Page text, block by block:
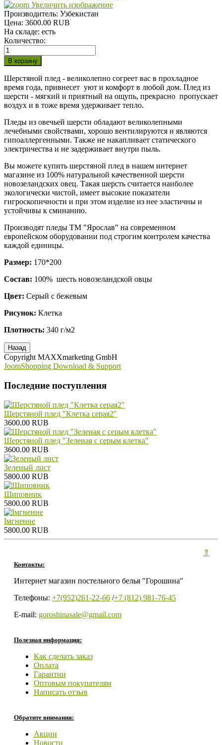
Увеличить изображение
Производитель: Узбекистан
Цена: 3600.00 RUB
На складе: есть
Количество:
Шерстяной плед - великолепно согреет вас в прохладное
время года, привнесет уют и комфорт в любой дом. Плед из
шерсти - мягкий и приятный на ощупь, прекрасно пропускает
воздух и в тоже время удерживает тепло.
Пледы из овечьей шерсти обладают великолепными
лечебными свойствами, хорошо вентилируются и являются
гипоаллергенными. Также не накапливает статического
электричества и не задерживает внутри пыль.
Вы можете купить шерстяной плед в нашем интернет
магазине из 100% натуральной качественной шерсти
новозеландских овец. Такая шерсть считается наиболее
экологически чистой, имеет высокие показатели
гигроскопичности и при этом изделие из нее эластичны и
устойчивы к сминанию.
Производят пледы ТМ "Ярослав" на современном
европейском оборудовании под строгим контролем качества
каждой единицы.
Размер: 170*200
Состав: 100% шесть новозеландской овцы
Цвет: Серый с бежевым
Рисунок: Клетка
Плотность: 340 г/м2
Copyright MAXXmarketing GmbH
JoomShopping Download & Support
Последние поступления
Шерстяной плед "Клетка серая2"
3600.00 RUB
Шерстяной плед "Зеленая с серым клетка"
3600.00 RUB
Зеленый лист
5800.00 RUB
Шиповник
5800.00 RUB
Iмгненне
5800.00 RUB
Контакты:
Интернет магазин постельного белья "Горошина"
Телефоны: +7(952)261-22-66 /+7 (812) 981-76-45
E-mail: goroshinasale@gmail.com
Полезная информация:
Как сделать заказ
Оплата
Гарантии
Оптовым покупателям
Написать отзыв
Обратите внимания:
Акции
Новости
⇑